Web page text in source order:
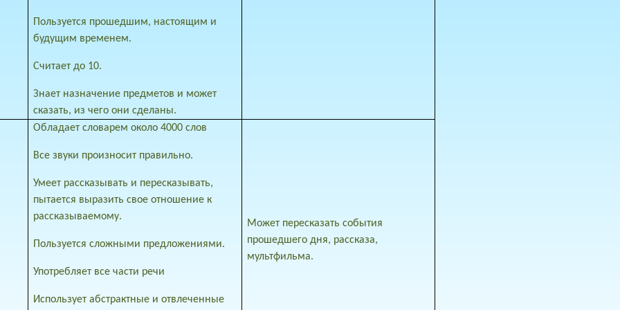
Пользуется прошедшим, настоящим и
будущим временем.
Считает до 10.
Знает назначение предметов и может
сказать, из чего они сделаны.
Обладает словарем около 4000 слов
Все звуки произносит правильно.
Умеет рассказывать и пересказывать,
пытается выразить свое отношение к
рассказываемому.
Пользуется сложными предложениями.
Употребляет все части речи
Использует абстрактные и отвлеченные
Может пересказать события
прошедшего дня, рассказа,
мультфильма.